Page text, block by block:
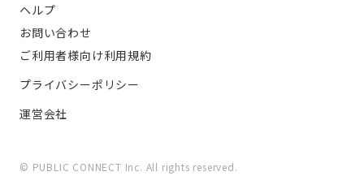
ヘルプ
お問い合わせ
ご利用者様向け利用規約
プライバシーポリシー
運営会社
© PUBLIC CONNECT Inc. All rights reserved.